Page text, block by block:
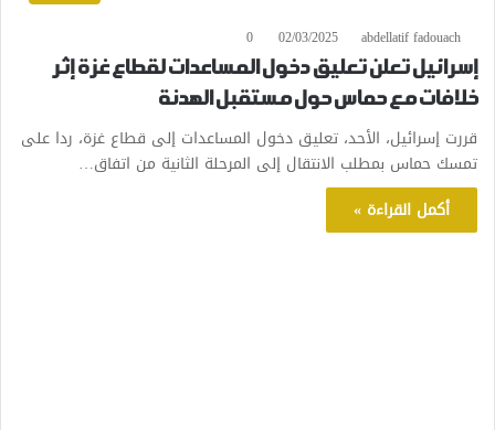
abdellatif fadouach
02/03/2025
0
إسرائيل تعلن تعليق دخول المساعدات لقطاع غزة إثر
خلافات مع حماس حول مستقبل الهدنة
قررت إسرائيل، الأحد، تعليق دخول المساعدات إلى قطاع غزة، ردا على
تمسك حماس بمطلب الانتقال إلى المرحلة الثانية من اتفاق…
أكمل القراءة »